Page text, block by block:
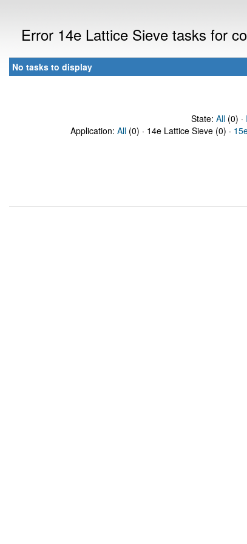
Error 14e Lattice Sieve tasks for
No tasks to display
State: All(0) ·
Application: All (0) · 14e Lattice Sieve (0) ·